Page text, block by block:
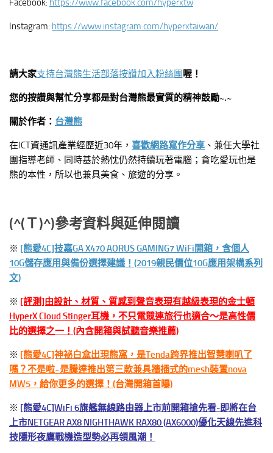
Facebook: https://www.facebook.com/hyperxtw
Instagram: https://www.instagram.com/hyperxtaiwan/
請大家支持台灣熊生活部落按讚加入粉絲團 喔！
您的按讚與幫忙分享都是對台灣熊最實質的精神鼓勵~.~
關於作者： 台灣熊
在ICT資通訊產業經歷近30年， 喜歡網路寫作分享 、兼任大學社
團指導老師、同時基於熱忱仍然持續玩著電腦；貪吃愛玩也是
熊的本性，所以也兼具美食、旅遊的分享。
(^(Ｔ)^)參考資料與延伸閱讀
※ [熊愛4C]技嘉GA X470 AORUS GAMING7 WiFi開箱，含個人
10G儲存應用與備份選擇建議！(2019親民價位10G應用架構系列
文)
※ [評測]由設計、材質、質感到聲音表現有越級表現的金士頓
HyperX Cloud Stinger耳機，不只電競連旅行也適合～是高性價
比的選擇之一！(內含開箱與試聽音樂推薦)
※ [熊愛4C]神祕白盒出現熊窩，是Tenda跨界推出智慧喇叭了
嗎？不是啦~是騰達推出第三款兼具牆插式的mesh裝置nova
MW5，給你更多的選擇！(台灣開箱首曝)
※ [熊愛4C]WiFi 6旗艦無線路由器上市前開箱搶先看-即將在台
上市NETGEAR AX8 NIGHTHAWK RAX80 (AX6000)優化天線先進科
技隱形夜鷹戰機造型勢必再領風潮！